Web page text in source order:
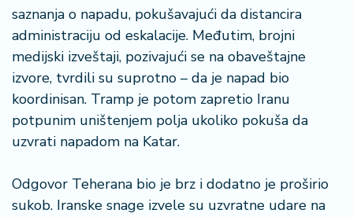
saznanja o napadu, pokušavajući da distancira
administraciju od eskalacije. Međutim, brojni
medijski izveštaji, pozivajući se na obaveštajne
izvore, tvrdili su suprotno – da je napad bio
koordinisan. Tramp je potom zapretio Iranu
potpunim uništenjem polja ukoliko pokuša da
uzvrati napadom na Katar.
Odgovor Teherana bio je brz i dodatno je proširio
sukob. Iranske snage izvele su uzvratne udare na